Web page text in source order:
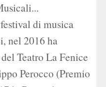
di musica
nel 2016 ha
Teatro La Fenice
Perocco (Premio